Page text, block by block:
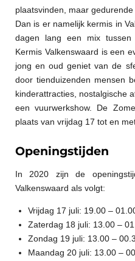
plaatsvinden, maar
Dan is er namelijk kermis in
dagen lang een mix tussen
Kermis Valkenswaard is een
jong en oud geniet van de
door tienduizenden mensen
kinderattracties, nostalgische
een vuurwerkshow. De
plaats van vrijdag 17 tot en
Openingstijden
In 2020 zijn de
Valkenswaard als volgt:
Vrijdag 17 juli: 19.00 –
Zaterdag 18 juli: 13.00 –
Zondag 19 juli: 13.00 –
Maandag 20 juli: 13.00 –